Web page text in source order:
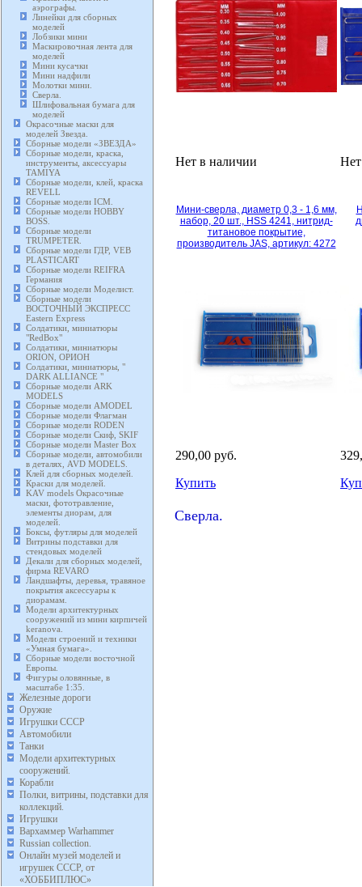
аэрографы.
Линейки для сборных
моделей
Лобзики мини
Маскировочная лента для
моделей
Мини кусачки
Мини надфили
Молотки мини.
Сверла.
Шлифовальная бумага для
моделей
Окрасочные маски для
моделей Звезда.
Сборные модели «ЗВЕЗДА»
Сборные модели, краска,
инструменты, аксессуары
TAMIYA
Сборные модели, клей, краска
REVELL
Сборные модели ICM.
Сборные модели HOBBY
BOSS.
Сборные модели
TRUMPETER.
Сборные модели ГДР, VEB
PLASTICART
Сборные модели REIFRA
Германия
Сборные модели Моделист.
Сборные модели
ВОСТОЧНЫЙ ЭКСПРЕСС
Eastern Express
Солдатики, миниатюры
"RedBox"
Солдатики, миниатюры
ORION, ОРИОН
Солдатики, миниатюры, "
DARK ALLIANCE "
Сборные модели ARK
MODELS
Сборные модели AMODEL
Сборные модели Флагман
Сборные модели RODEN
Сборные модели Скиф, SKIF
Сборные модели Master Box
Сборные модели, автомобили
в деталях, AVD MODELS.
Клей для сборных моделей.
Краски для моделей.
KAV models Окрасочные
маски, фототравление,
элементы диорам, для
моделей.
Боксы, футляры для моделей
Витрины подставки для
стендовых моделей
Декали для сборных моделей,
фирма REVARO
Ландшафты, деревья, травяное
покрытия аксессуары к
диорамам.
Модели архитектурных
сооружений из мини кирпичей
keranova.
Модели строений и техники
«Умная бумага».
Сборные модели восточной
Европы.
Фигуры оловянные, в
масштабе 1:35.
Железные дороги
Оружие
Игрушки СССР
Автомобили
Танки
Модели архитектурных
сооружений.
Корабли
Полки, витрины, подставки для
коллекций.
Игрушки
Вархаммер Warhammer
Russian collection.
Онлайн музей моделей и
игрушек СССР, от
«ХОББИПЛЮС»
Нет в наличии
Мини-сверла, диаметр 0,3 - 1,6 мм,
набор, 20 шт., HSS 4241, нитрид-
титановое покрытие,
производитель JAS, артикул: 4272
290,00 руб.
Купить
Сверла.